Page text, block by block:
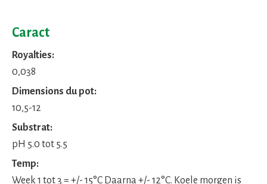
Caract
Royalties:
0,038
Dimensions du pot:
10,5-12
Substrat:
pH 5.0 tot 5.5
Temp:
Week 1 tot 3 = +/- 15°C Daarna +/- 12°C. Koele morgen is